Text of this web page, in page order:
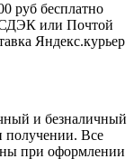
руб бесплатно
или Почтой
Яндекс.курьер
и безналичный
получении. Все
при оформлении